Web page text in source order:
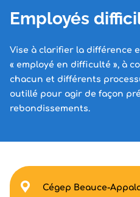
Employés
Vise à clarifier la différence
« employé en difficulté », à
chacun et différents
outillé pour agir de façon
rebondissements.
Cégep Beauce-